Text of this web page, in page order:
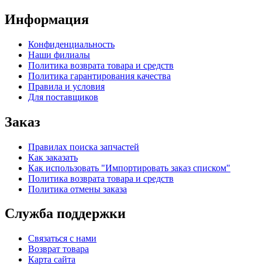
Информация
Конфиденциальность
Наши филиалы
Политика возврата товара и средств
Политика гарантирования качества
Правила и условия
Для поставщиков
Заказ
Правилах поиска запчастей
Как заказать
Как использовать "Импортировать заказ списком"
Политика возврата товара и средств
Политика отмены заказа
Служба поддержки
Связаться с нами
Возврат товара
Карта сайта